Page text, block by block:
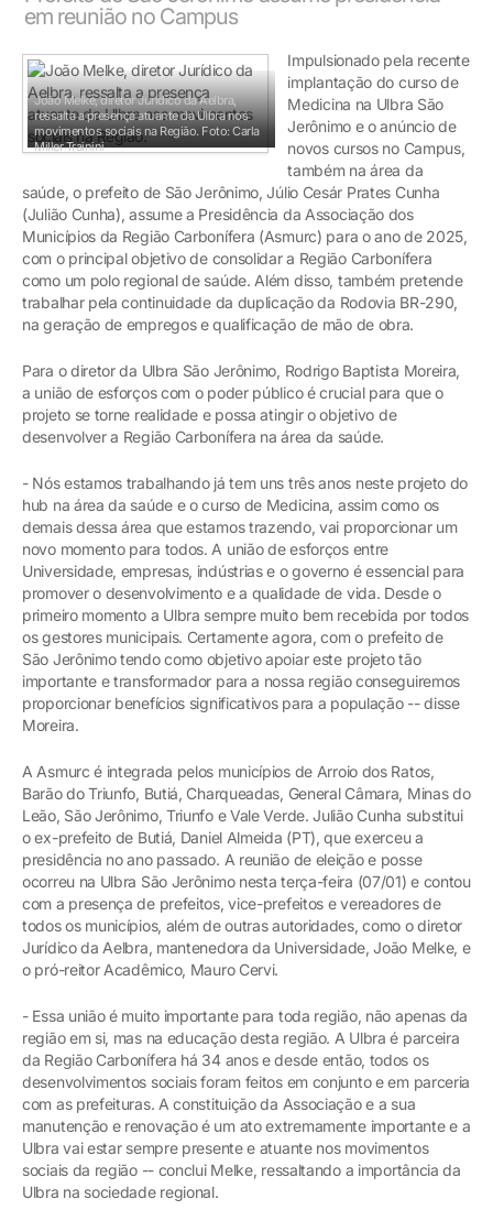
em reunião no Campus
João Melke, diretor Jurídico da Aelbra,
ressalta a presença atuante da Ulbra nos
movimentos sociais na Região. Foto: Carla
Miller Trainini
Impulsionado pela recente
implantação do curso de
Medicina na Ulbra São
Jerônimo e o anúncio de
novos cursos no Campus,
também na área da
saúde, o prefeito de São Jerônimo, Júlio Cesár Prates Cunha
(Julião Cunha), assume a Presidência da Associação dos
Municípios da Região Carbonífera (Asmurc) para o ano de 2025,
com o principal objetivo de consolidar a Região Carbonífera
como um polo regional de saúde. Além disso, também pretende
trabalhar pela continuidade da duplicação da Rodovia BR-290,
na geração de empregos e qualificação de mão de obra.
Para o diretor da Ulbra São Jerônimo, Rodrigo Baptista Moreira,
a união de esforços com o poder público é crucial para que o
projeto se torne realidade e possa atingir o objetivo de
desenvolver a Região Carbonífera na área da saúde.
- Nós estamos trabalhando já tem uns três anos neste projeto do
hub na área da saúde e o curso de Medicina, assim como os
demais dessa área que estamos trazendo, vai proporcionar um
novo momento para todos. A união de esforços entre
Universidade, empresas, indústrias e o governo é essencial para
promover o desenvolvimento e a qualidade de vida. Desde o
primeiro momento a Ulbra sempre muito bem recebida por todos
os gestores municipais. Certamente agora, com o prefeito de
São Jerônimo tendo como objetivo apoiar este projeto tão
importante e transformador para a nossa região conseguiremos
proporcionar benefícios significativos para a população -- disse
Moreira.
A Asmurc é integrada pelos municípios de Arroio dos Ratos,
Barão do Triunfo, Butiá, Charqueadas, General Câmara, Minas do
Leão, São Jerônimo, Triunfo e Vale Verde. Julião Cunha substitui
o ex-prefeito de Butiá, Daniel Almeida (PT), que exerceu a
presidência no ano passado. A reunião de eleição e posse
ocorreu na Ulbra São Jerônimo nesta terça-feira (07/01) e contou
com a presença de prefeitos, vice-prefeitos e vereadores de
todos os municípios, além de outras autoridades, como o diretor
Jurídico da Aelbra, mantenedora da Universidade, João Melke, e
o pró-reitor Acadêmico, Mauro Cervi.
- Essa união é muito importante para toda região, não apenas da
região em si, mas na educação desta região. A Ulbra é parceira
da Região Carbonífera há 34 anos e desde então, todos os
desenvolvimentos sociais foram feitos em conjunto e em parceria
com as prefeituras. A constituição da Associação e a sua
manutenção e renovação é um ato extremamente importante e a
Ulbra vai estar sempre presente e atuante nos movimentos
sociais da região -- conclui Melke, ressaltando a importância da
Ulbra na sociedade regional.